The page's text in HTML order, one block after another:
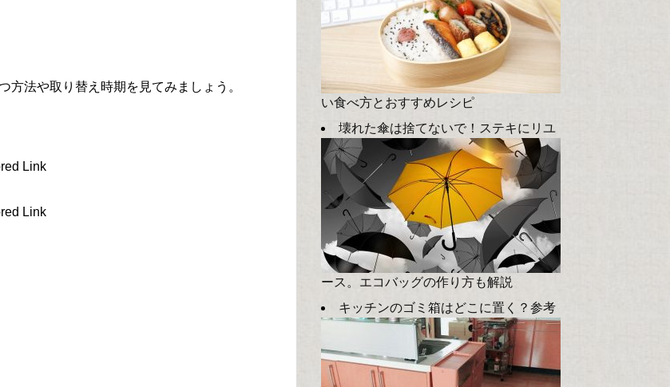
方法や取り替え時期を見てみましょう。
Link
Link
い食べ方とおすすめレシピ
壊れた傘は捨てないで！ステキにリユ
ース。エコバッグの作り方も解説
キッチンのゴミ箱はどこに置く？参考